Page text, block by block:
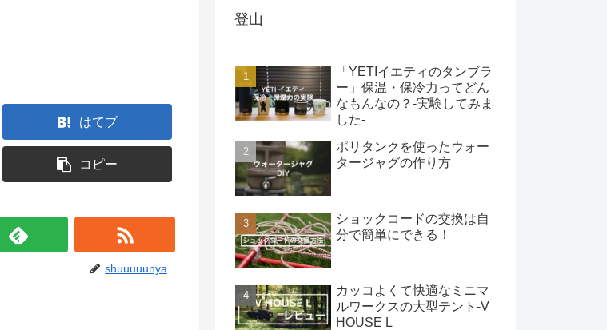
はてブ
コピー
shuuuuunya
登山
「YETIイエティのタンブラ
ー」保温・保冷力ってどん
なもんなの？-実験してみま
した-
ポリタンクを使ったウォー
タージャグの作り方
ショックコードの交換は自
分で簡単にできる！
カッコよくて快適なミニマ
ルワークスの大型テント-V
HOUSE L